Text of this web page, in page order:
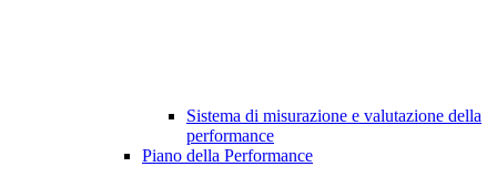
Sistema di misurazione e valutazione della
performance
Piano della Performance